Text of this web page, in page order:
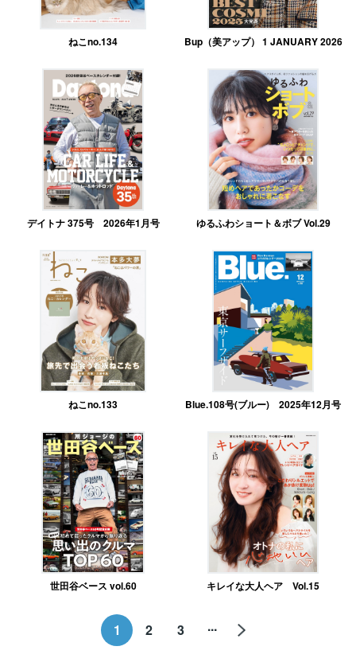
ねこno.134 Bup（美アップ） 1 JANUARY 2026
デイトナ 375号 2026年1月号 ゆるふわショート＆ボブ Vol.29
ねこno.133 Blue.108号(ブルー) 2025年12月号
世田谷ベース vol.60 キレイな大人ヘア Vol.15
1 2 3 ...